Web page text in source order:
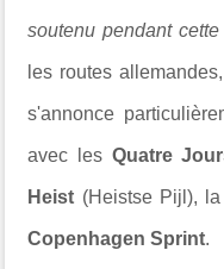
soutenu pendant
les routes
s'annonce
avec les Quatre
Heist (Heistse Pijl), la
Copenhagen Sprint.